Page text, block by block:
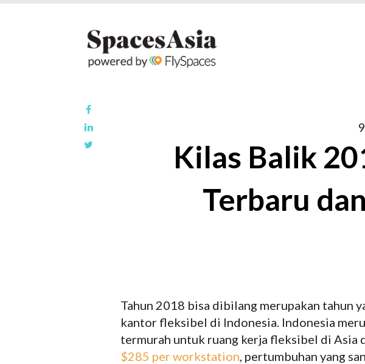
Kilas Balik
Terbaru
Tahun 2018 bisa dibilang merupakan tahun
kantor fleksibel di Indonesia. Indonesia
termurah untuk ruang kerja fleksibel di Asia
$285 per workstation , pertumbuhan yang